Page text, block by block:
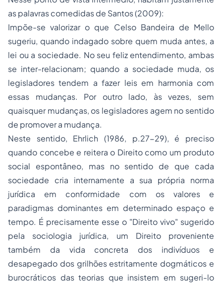
as palavras comedidas de Santos (2009):
Impõe-se valorizar o que Celso Bandeira de Mello
sugeriu, quando indagado sobre quem muda antes, a
lei ou a sociedade. No seu feliz entendimento, ambas
se inter-relacionam; quando a sociedade muda, os
legisladores tendem a fazer leis em harmonia com
essas mudanças. Por outro lado, às vezes, sem
quaisquer mudanças, os legisladores agem no sentido
de promover a mudança.
Neste sentido, Ehrlich (1986, p.27-29), é preciso
quando concebe e reitera o Direito como um produto
social espontâneo, mas no sentido de que cada
sociedade cria internamente a sua própria norma
jurídica em conformidade com os valores e
paradigmas dominantes em determinado espaço e
tempo. É precisamente esse o "Direito vivo" sugerido
pela sociologia jurídica, um Direito proveniente
também da vida concreta dos indivíduos e
desapegado dos grilhões estritamente dogmáticos e
burocráticos das teorias que insistem em sugeri-lo